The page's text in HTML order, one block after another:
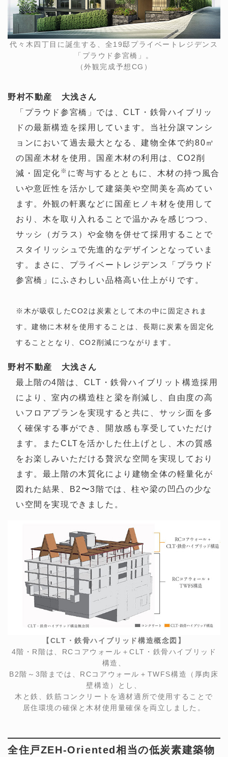
代々木四丁目に誕生する、全19邸プライベートレジデンス
「プラウド参宮橋」。
（外観完成予想CG）
野村不動産 大浅さん
「プラウド参宮橋」では、CLT・鉄骨ハイブリッ
ドの最新構造を採用しています。当社分譲マンシ
ョンにおいて過去最大となる、建物全体で約80㎥
の国産木材を使用。国産木材の利用は、CO2削
減・固定化 ※ に寄与するとともに、木材の持つ風合
いや意匠性を活かして建築美や空間美を高めてい
ます。外観の軒裏などに国産ヒノキ材を使用して
おり、木を取り入れることで温かみを感じつつ、
サッシ（ガラス）や金物を併せて採用することで
スタイリッシュで先進的なデザインとなっていま
す。まさに、プライベートレジデンス「プラウド
参宮橋」にふさわしい品格高い仕上がりです。
※木が吸収したCO2は炭素として木の中に固定されま
す。建物に木材を使用することは、長期に炭素を固定化
することとなり、CO2削減につながります。
野村不動産 大浅さん
最上階の4階は、CLT・鉄骨ハイブリット構造採用
により、室内の構造柱と梁を削減し、自由度の高
いフロアプランを実現すると共に、サッシ面を多
く確保する事ができ、開放感も享受していただけ
ます。またCLTを活かした仕上げとし、木の質感
をお楽しみいただける贅沢な空間を実現しており
ます。最上階の木質化により建物全体の軽量化が
図れた結果、B2〜3階では、柱や梁の凹凸の少な
い空間を実現できました。
【CLT・鉄骨ハイブリッド構造概念図】
4階・R階は、RCコアウォール＋CLT・鉄骨ハイブリッド
構造、
B2階～3階までは、RCコアウォール＋TWFS構造（厚肉床
壁構造）とし、
木と鉄、鉄筋コンクリートを適材適所で使用することで
居住環境の確保と木材使用量確保を両立しました。
全住戸ZEH-Oriented相当の低炭素建築物